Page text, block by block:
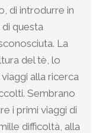
di introdurre in
questa
La
del tè, lo
alla ricerca
Sembrano
i primi viaggi di
difficoltà, alla